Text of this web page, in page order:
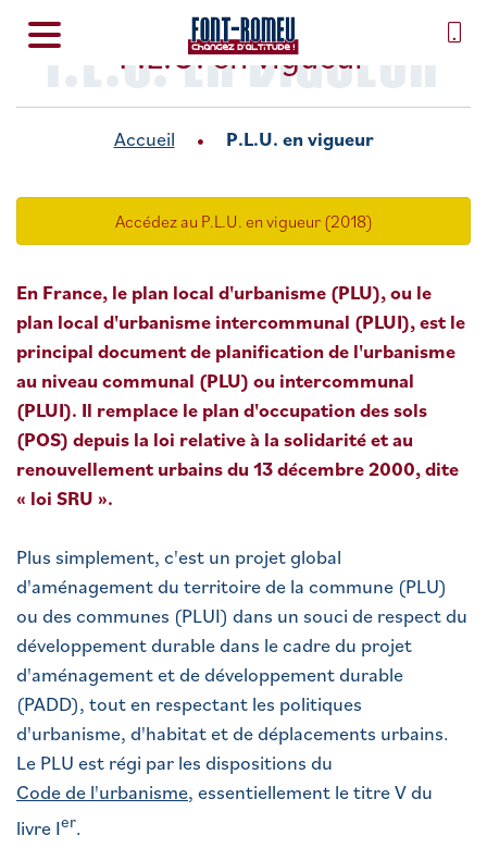
P.L.U. EN VIGUEUR
P.L.U. en vigueur
Accueil P.L.U. en vigueur
Accédez au P.L.U. en vigueur (2018)
En France, le plan local d'urbanisme (PLU), ou le
plan local d'urbanisme intercommunal (PLUI), est le
principal document de planification de l'urbanisme
au niveau communal (PLU) ou intercommunal
(PLUI). Il remplace le plan d'occupation des sols
(POS) depuis la loi relative à la solidarité et au
renouvellement urbains du 13 décembre 2000, dite
« loi SRU ».
Plus simplement, c'est un projet global
d'aménagement du territoire de la commune (PLU)
ou des communes (PLUI) dans un souci de respect du
développement durable dans le cadre du projet
d'aménagement et de développement durable
(PADD), tout en respectant les politiques
d'urbanisme, d'habitat et de déplacements urbains.
Le PLU est régi par les dispositions du
Code de l'urbanisme, essentiellement le titre V du
livre Ier.